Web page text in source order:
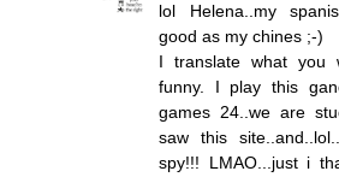
lol Helena..my
good as my chines ;-)
I translate what you
funny. I play this
games 24..we are
saw this
spy!!! LMAO...just i